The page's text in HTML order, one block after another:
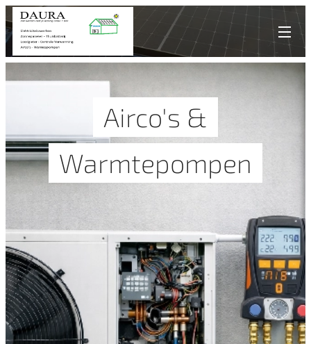
Airco's &
Warmtepompen